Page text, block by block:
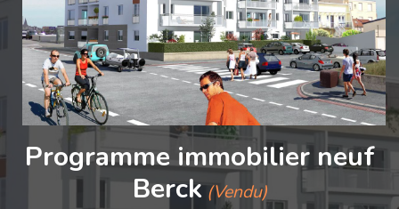
Programme immobilier neuf
Berck(Vendu)